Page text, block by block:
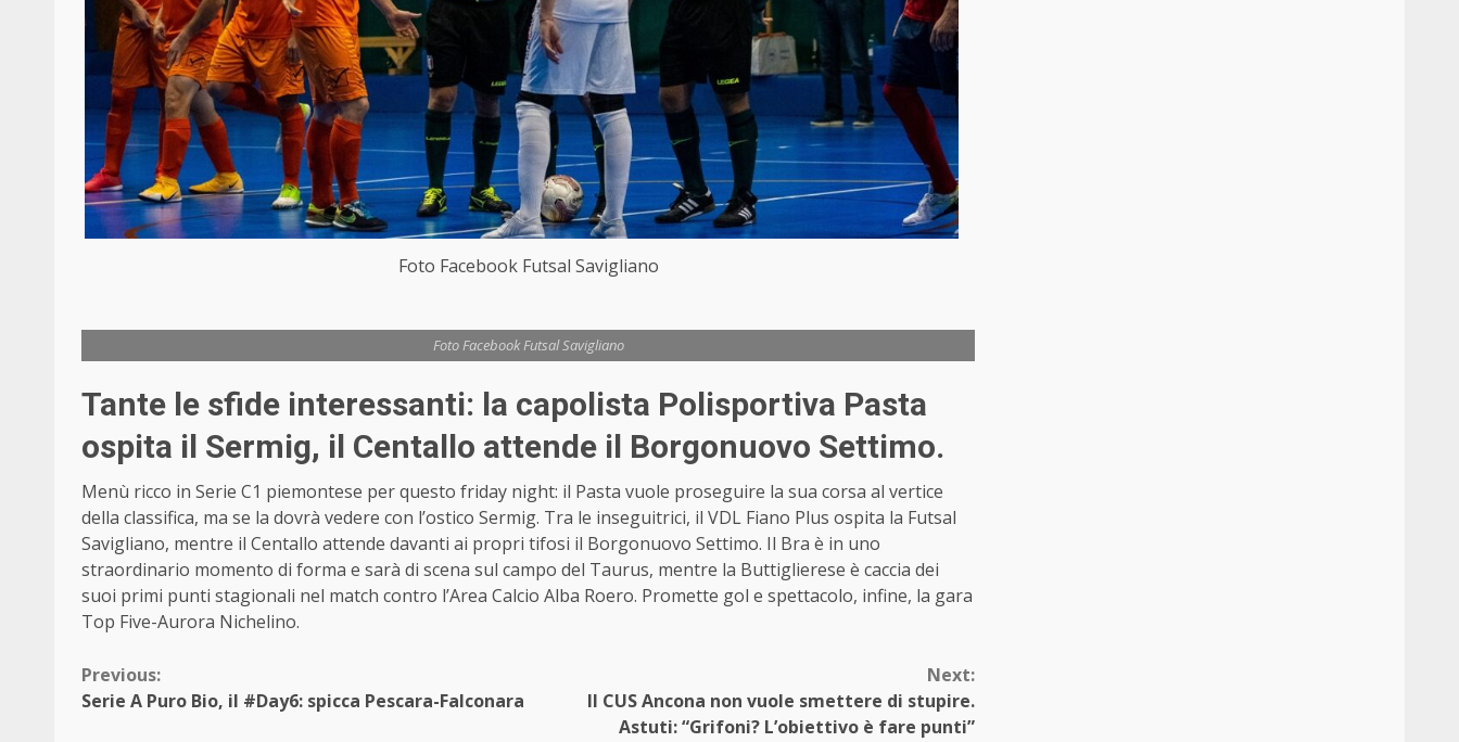
Foto Facebook Futsal Savigliano
Foto Facebook Futsal Savigliano
Tante le sfide interessanti: la capolista Polisportiva Pasta
ospita il Sermig, il Centallo attende il Borgonuovo Settimo.
Menù ricco in Serie C1 piemontese per questo friday night: il Pasta vuole proseguire la sua corsa al vertice
della classifica, ma se la dovrà vedere con l’ostico Sermig. Tra le inseguitrici, il VDL Fiano Plus ospita la Futsal
Savigliano, mentre il Centallo attende davanti ai propri tifosi il Borgonuovo Settimo. Il Bra è in uno
straordinario momento di forma e sarà di scena sul campo del Taurus, mentre la Buttiglierese è caccia dei
suoi primi punti stagionali nel match contro l’Area Calcio Alba Roero. Promette gol e spettacolo, infine, la gara
Top Five-Aurora Nichelino.
Continue
Previous:
Serie A Puro Bio, il #Day6: spicca Pescara-Falconara
Next:
Il CUS Ancona non vuole smettere di stupire.
Astuti: “Grifoni? L’obiettivo è fare punti”